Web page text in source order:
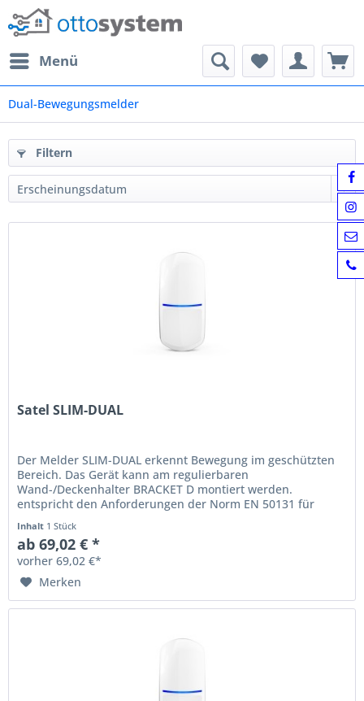
Menü
Dual-Bewegungsmelder
Filtern
Satel SLIM-DUAL
Der Melder SLIM-DUAL erkennt Bewegung im geschützten
Bereich. Das Gerät kann am regulierbaren
Wand-/Deckenhalter BRACKET D montiert werden.
entspricht den Anforderungen der Norm EN 50131 für
Inhalt 1 Stück
ab 69,02 € *
vorher 69,02 €*
Merken